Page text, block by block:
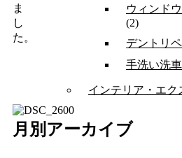
ま
し
た。
ウィンド
(2)
デントリ
手洗い洗車
インテリア・エク
月別アーカイブ